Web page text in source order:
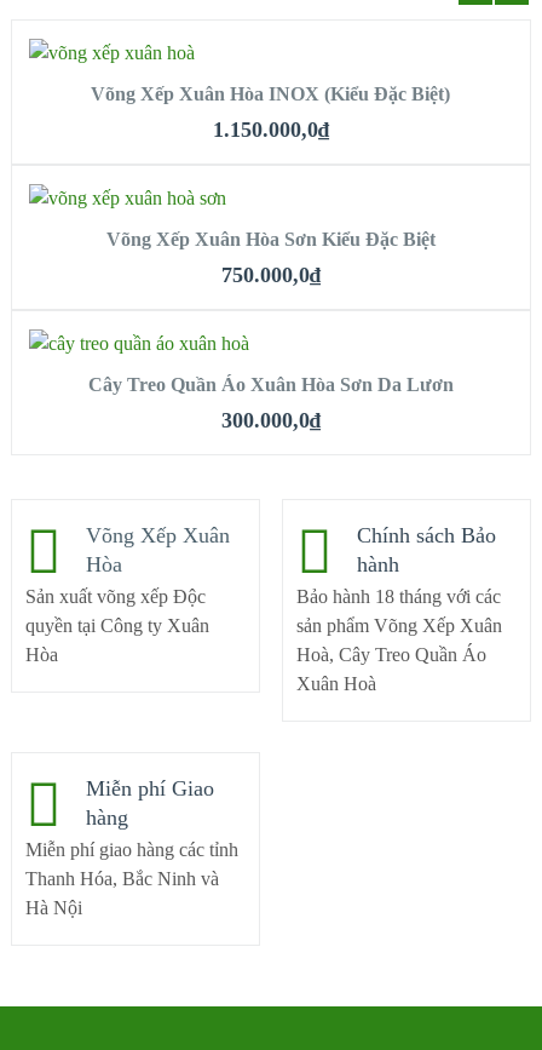
QUICK LOOK
MUA HÀNG
Võng Xếp Xuân Hòa INOX (Kiểu Đặc Biệt)
1.150.000,0₫
QUICK LOOK
MUA HÀNG
Võng Xếp Xuân Hòa Sơn Kiểu Đặc Biệt
750.000,0₫
QUICK LOOK
MUA HÀNG
Cây Treo Quần Áo Xuân Hòa Sơn Da Lươn
300.000,0₫
Võng Xếp Xuân
Hòa
Sản xuất võng xếp Độc
quyền tại Công ty Xuân
Hòa
Chính sách Bảo
hành
Bảo hành 18 tháng với các
sản phẩm Võng Xếp Xuân
Hoà, Cây Treo Quần Áo
Xuân Hoà
Miễn phí Giao
hàng
Miễn phí giao hàng các tỉnh
Thanh Hóa, Bắc Ninh và
Hà Nội